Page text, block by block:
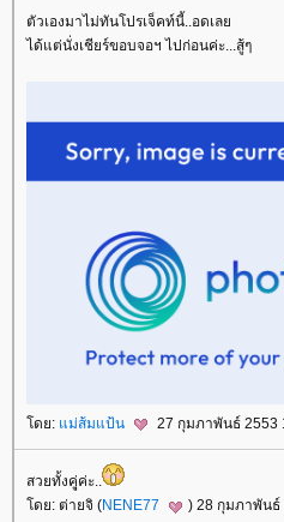
ตัวเองมาไม่ทันโปรเจ็คท์นี้..อดเล
ได้แต่นั่งเชียร์ขอบจอฯ ไปก่อนค่ะ...สู้ๆ
ดย: ม่ส้มแป้น 27 กุมภาพันธ์ 2553
สวยทั้งคุู่ค่ะ..
ดย: ต่ายจิ (NENE77 ) 28 กุมภาพันธ์